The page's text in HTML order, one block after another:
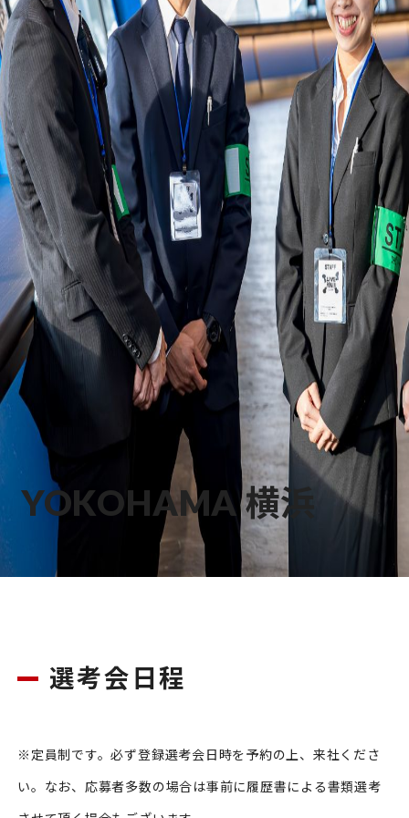
YOKOHAMA 横浜
選考会日程
※定員制です。必ず登録選考会日時を予約の上、来社くださ
い。なお、応募者多数の場合は事前に履歴書による書類選考